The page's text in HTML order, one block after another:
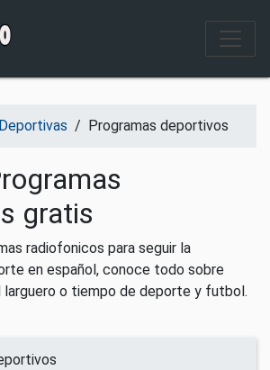
Deportivas / Programas deportivos
gratis
radiofonicos para seguir la
en español, conoce todo sobre
larguero o tiempo de deporte y futbol.